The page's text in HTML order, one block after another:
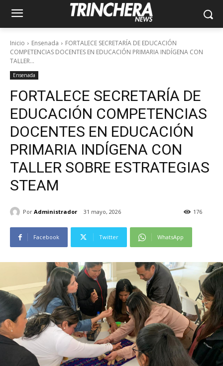
Inicio Ensenada
FORTALECE SECRETARÍA DE EDUCACIÓN
COMPETENCIAS DOCENTES EN EDUCACIÓN PRIMARIA INDÍGENA CON
TALLER...
Ensenada
FORTALECE SECRETARÍA DE
EDUCACIÓN COMPETENCIAS
DOCENTES EN EDUCACIÓN
PRIMARIA INDÍGENA CON
TALLER SOBRE ESTRATEGIAS
STEAM
Por Administrador 31 mayo, 2026 176
Facebook Twitter WhatsApp